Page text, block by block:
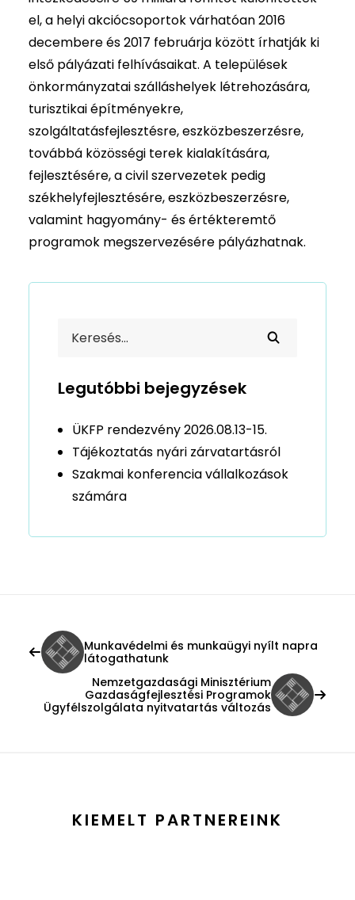
el, a helyi akciócsoportok várhatóan 2016
decembere és 2017 februárja között írhatják ki
első pályázati felhívásaikat. A települések
önkormányzatai szálláshelyek létrehozására,
turisztikai építményekre,
szolgáltatásfejlesztésre, eszközbeszerzésre,
továbbá közösségi terek kialakítására,
fejlesztésére, a civil szervezetek pedig
székhelyfejlesztésére, eszközbeszerzésre,
valamint hagyomány- és értékteremtő
programok megszervezésére pályázhatnak.
Legutóbbi bejegyzések
ÜKFP rendezvény 2026.08.13-15.
Tájékoztatás nyári zárvatartásról
Szakmai konferencia vállalkozások
számára
Munkavédelmi és munkaügyi nyílt napra
látogathatunk
Nemzetgazdasági Minisztérium
Gazdaságfejlesztési Programok
Ügyfélszolgálata nyitvatartás változás
KIEMELT PARTNEREINK